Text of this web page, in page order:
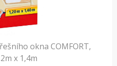
okna COMFORT,
x 1,4m